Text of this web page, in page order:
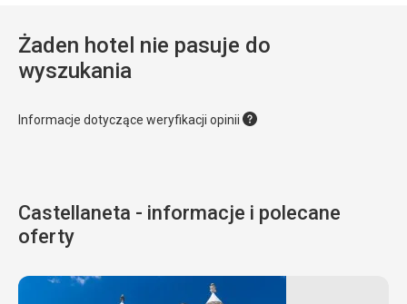
Żaden hotel nie pasuje do
wyszukania
Informacje dotyczące weryfikacji opinii
Castellaneta - informacje i polecane
oferty